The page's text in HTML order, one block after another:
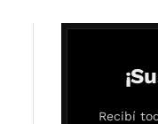
Recibí